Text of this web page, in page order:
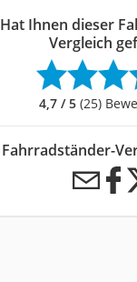
Hat Ihnen dieser
Vergleich
4,7 / 5 (25)
Fahrradständer-